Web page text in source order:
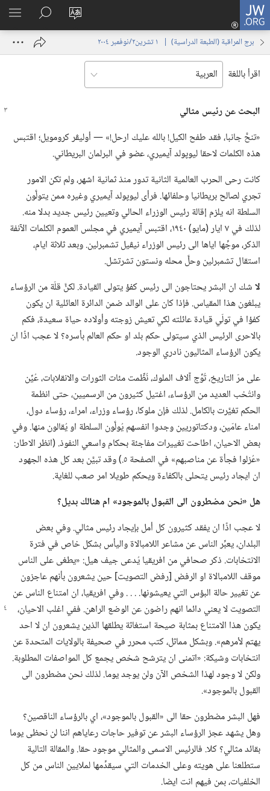
JW.ORG
تغيير
الموقع
تسجيل
الدخول
نافذة
البحث
في
JW.‎ORG
برج المراقبة (‏الطبعة الدراسية)‏ | ‏‎ ١‏ ‏‎تشرين٢/نوفمبر‏ ‎٢٠٠٤
اقرأ باللغة
البحث عن رئيس مثالي
‏«تنحَّ جانبا،‏ فقد طفح الكيل!‏ بالله عليك ارحل!‏» —‏ أوليڤر كرومويل؛‏ اقتبس
هذه الكلمات لاحقا ليوپولد آيميري،‏ عضو في البرلمان البريطاني.‏
كانت رحى الحرب العالمية الثانية تدور منذ ثمانية اشهر،‏ ولم تكن الامور
تجري لصالح بريطانيا وحلفائها.‏ فرأى ليوپولد آيميري وغيره ممن يتولَّون
السلطة انه يلزم إقالة رئيس الوزراء الحالي وتعيين رئيس جديد بدلا منه.‏
لذلك في ٧ ايار (‏مايو)‏ ١٩٤٠،‏ اقتبس آيميري في مجلس العموم الكلمات الآنفة
الذكر،‏ موجِّها اياها الى رئيس الوزراء نيڤيل تشمبرلين.‏ وبعد ثلاثة ايام،‏
استقال تشمبرلين وحلَّ محله ونستون تشرتشل.‏
لاشك ان البشر يحتاجون الى رئيس كفؤ يتولى القيادة.‏ لكنَّ قلّة من الرؤساء
يبلغون هذا المقياس.‏ فإذا كان على الوالد ضمن الدائرة العائلية ان يكون
كفؤا في تولّي قيادة عائلته لكي تعيش زوجته وأولاده حياة سعيدة،‏ فكم
بالاحرى الرئيس الذي سيتولى حكم بلد او حكم العالم بأسره؟‏ لا عجب اذًا ان
يكون الرؤساء المثاليون نادري الوجود.‏
على مرّ التاريخ،‏ تُوِّج آلاف الملوك،‏ نُظِّمت مئات الثورات والانقلابات،‏ عُيِّن
وانتُخب العديد من الرؤساء،‏ اغتيل كثيرون من الرسميين،‏ حتى انظمة
الحكم تغيَّرت بالكامل.‏ لذلك فإن ملوكا،‏ رؤساء وزراء،‏ امراء،‏ رؤساء دول،‏
امناء عامّين،‏ ودكتاتوريين وجدوا انفسهم يُولَّون السلطة او يُقالون منها.‏ وفي
بعض الاحيان،‏ اطاحت تغييرات مفاجئة بحكام واسعي النفوذ.‏ (‏انظر الاطار:‏
«عُزلوا فجأة عن مناصبهم» في الصفحة ٥.‏)‏ وقد تبيَّن بعد كل هذه الجهود
ان ايجاد رئيس يتحلى بالكفاءة ويحكم طويلا امر صعب للغاية.‏
هل «نحن مضطرون الى القبول بالموجود» ام هنالك بديل؟‏
لا عجب اذًا ان يفقد كثيرون كل أمل بإيجاد رئيس مثالي.‏ وفي بعض
البلدان،‏ يعبِّر الناس عن مشاعر اللامبالاة واليأس بشكل خاص في فترة
الانتخابات.‏ ذكر صحافي من افريقيا يُدعى جيف هيل:‏ «يطغى على الناس
موقف اللامبالاة او الرفض [رفض التصويت] حين يشعرون بأنهم عاجزون
عن تغيير حالة البؤس التي يعيشونها.‏ .‏ .‏ .‏ وفي افريقيا،‏ ان امتناع الناس عن
التصويت لا يعني دائما انهم راضونعن الوضع الراهن.‏ ففي اغلب الاحيان،‏
يكون هذا الامتناع بمثابة صيحة استغاثة يطلقها الذين يشعرون ان لا احد
يهتم لأمرهم».‏ وبشكل مماثل،‏ كتب محرر في صحيفة بالولايات المتحدة عن
انتخابات وشيكة:‏ «اتمنى ان يترشح شخص يجمع كل المواصفات المطلوبة.‏
ولكن لا وجود لهذا الشخص الآن ولن يوجد يوما.‏ لذلك نحن مضطرون الى
القبول بالموجود».‏
فهل البشر مضطرون حقا الى «القبول بالموجود»،‏ اي بالرؤساء الناقصين؟‏
وهل يشهد عجز الرؤساء البشر عن توفير حاجات رعاياهم اننا لن نحظى يوما
بقائد مثالي؟‏ كلا.‏ فالرئيس الاسمى والمثالي موجود حقا.‏ والمقالة التالية
ستطلعنا على هويته وعلى الخدمات التي سيقدِّمها لملايين الناس من كل
الخلفيات،‏ بمن فيهم انت ايضا.‏